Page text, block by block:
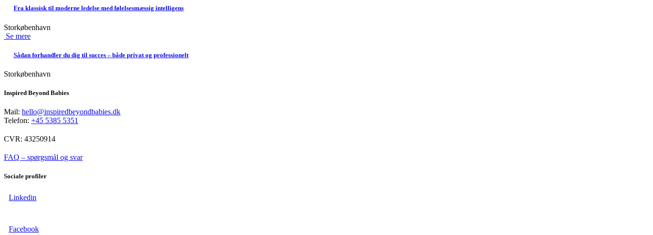
Fra klassisk til moderne ledelse med følelsesmæssig intelligens
Storkøbenhavn
Se mere
Sådan forhandler du dig til succes – både privat og professionelt
Storkøbenhavn
Inspired Beyond Babies
Mail: hello@inspiredbeyondbabies.dk
Telefon: +45 5385 5351
CVR: 43250914
FAQ – spørgsmål og svar
Sociale profiler
Linkedin
Facebook